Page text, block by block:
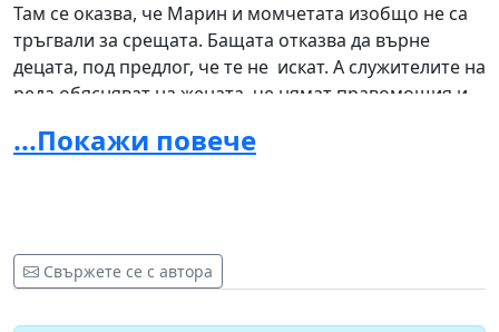
Там се оказва, че Марин и момчетата изобщо не са
тръгвали за срещата. Бащата отказва да върне
децата, под предлог, че те не искат. А служителите на
реда обясняват на жената, че нямат правомощия и
нито една институция не е в състояние да й помогне,
бюрокращина и неразбиране.
цялата община има един, единствен съдебен
...Покажи повече
Свържете се с автора